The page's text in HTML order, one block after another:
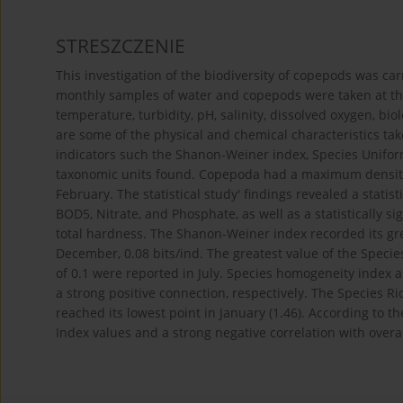
STRESZCZENIE
This investigation of the biodiversity of copepods was
monthly samples of water and copepods were taken at
temperature, turbidity, pH, salinity, dissolved oxygen,
are some of the physical and chemical characteristics
indicators such the Shanon-Weiner index, Species
taxonomic units found. Copepoda had a maximum
February. The statistical study' findings revealed a
BOD5, Nitrate, and Phosphate, as well as a statistically
total hardness. The Shanon-Weiner index recorded its
December, 0.08 bits/ind. The greatest value of the
of 0.1 were reported in July. Species homogeneity
a strong positive connection, respectively. The Species
reached its lowest point in January (1.46). According to
Index values and a strong negative correlation with